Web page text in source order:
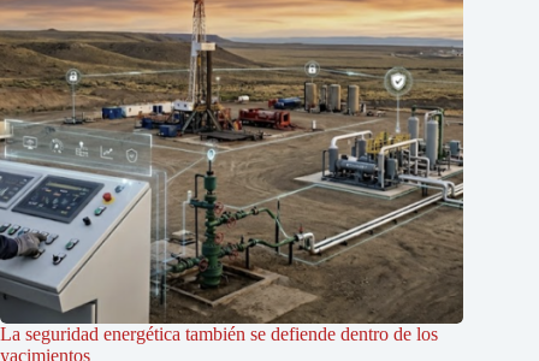
La seguridad energética también se defiende dentro de los
yacimientos